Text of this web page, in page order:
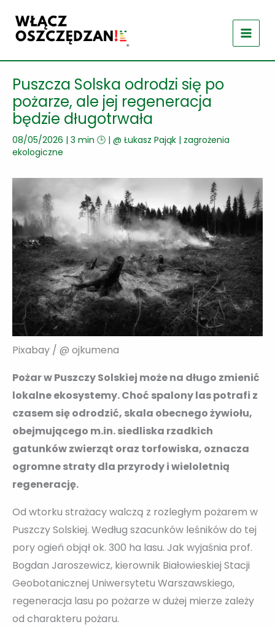
treści
Puszcza Solska odrodzi się po
pożarze, ale jej regeneracja
będzie długotrwała
08/05/2026 | 3 min 🕒 | @ Łukasz Pająk | zagrożenia
ekologiczne
Pixabay / @ ojkumena
Pożar w Puszczy Solskiej może na długo zmienić
lokalne ekosystemy. Choć spalony las potrafi z
czasem się odrodzić, skala obecnego żywiołu,
obejmującego m.in. siedliska rzadkich
gatunków zwierząt oraz torfowiska, oznacza
ogromne straty dla przyrody i wieloletnią
regenerację.
Od wtorku strażacy walczą z rozległym pożarem w
Puszczy Solskiej. Według szacunków leśników do tej
pory ogień objął ok. 300 ha lasu. Jak wyjaśnia prof.
Bogdan Jaroszewicz, kierownik Białowieskiej Stacji
Geobotanicznej Uniwersytetu Warszawskiego,
regeneracja lasu po pożarze w dużej mierze zależy
od charakteru pożaru.